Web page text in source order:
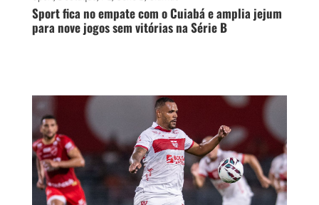
Sport fica no empate com o Cuiabá e amplia jejum
para nove jogos sem vitórias na Série B